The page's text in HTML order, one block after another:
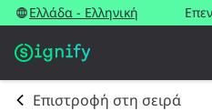
Ελλάδα - Ελληνική
Επιστροφή στη σειρά